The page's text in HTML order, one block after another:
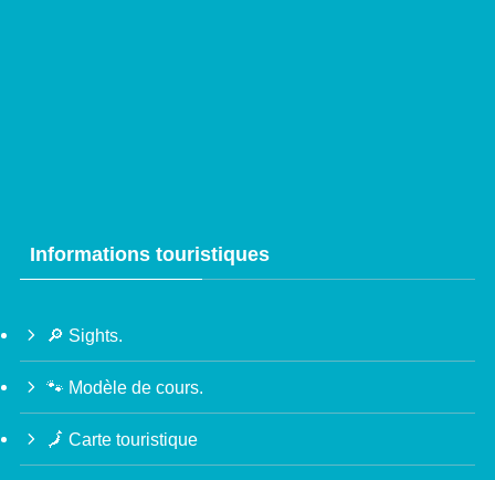
Informations touristiques
🔎 Sights.
🐾 Modèle de cours.
🗾 Carte touristique